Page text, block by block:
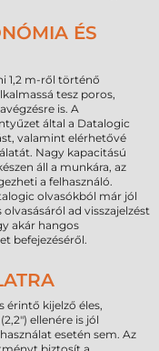
ÉS
1,2 m-ről történő
tesz poros,
is. A
által a Datalogic
valamint elérhetővé
Nagy kapacitású
áll a munkára, az
a felhasználó.
olvasókból már jól
ad visszajelzést
akár hangos
befejezéséről.
érintő kijelző éles,
ellenére is jól
esetén sem. Az